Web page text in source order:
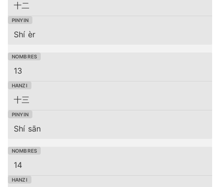
十二
Shí èr
13
十三
Shí sān
14